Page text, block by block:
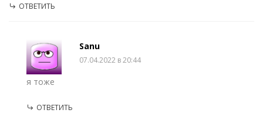
ОТВЕТИТЬ
Sanu
07.04.2022 в 20:44
я тоже
ОТВЕТИТЬ